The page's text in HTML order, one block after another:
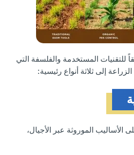
للتقنيات المستخدمة والفلسفة التي
إلى ثلاثة أنواع رئيسية:
الأساليب الموروثة عبر الأجيال،